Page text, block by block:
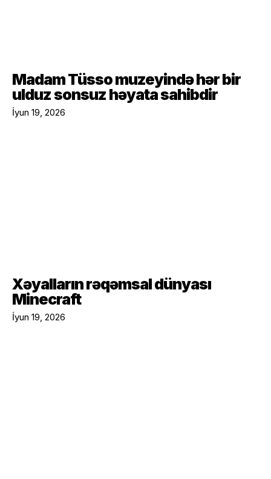
Madam Tüsso muzeyində hər bir
ulduz sonsuz həyata sahibdir
İyun 19, 2026
Xəyalların rəqəmsal dünyası
Minecraft
İyun 19, 2026